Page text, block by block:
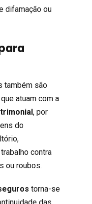
difamação ou
também são
atuam com a
, por
do
contra
ou roubos.
torna-se